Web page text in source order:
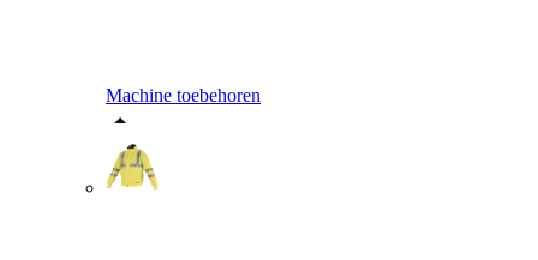
Machine toebehoren